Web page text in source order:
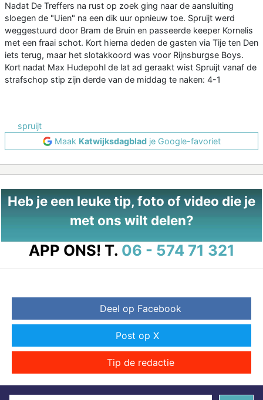
Nadat De Treffers na rust op zoek ging naar de aansluiting
sloegen de "Uien" na een dik uur opnieuw toe. Spruijt werd
weggestuurd door Bram de Bruin en passeerde keeper Kornelis
met een fraai schot. Kort hierna deden de gasten via Tije ten Den
iets terug, maar het slotakkoord was voor Rijnsburgse Boys.
Kort nadat Max Hudepohl de lat ad geraakt wist Spruijt vanaf de
strafschop stip zijn derde van de middag te naken: 4-1
spruijt
Maak Katwijksdagbladje Google-favoriet
Heb je een leuke tip, foto of video die je
met ons wilt delen?
APP ONS! T. 06 - 574 71 321
Deel op Facebook
Post op X
Tip de redactie